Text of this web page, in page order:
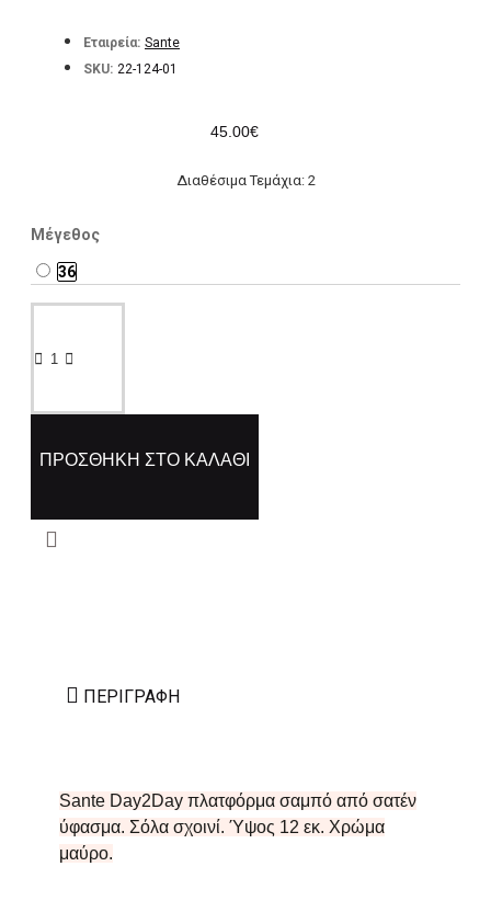
Εταιρεία: Sante
SKU: 22-124-01
45.00€
Διαθέσιμα Τεμάχια: 2
Μέγεθος
36
ΠΡΟΣΘΉΚΗ ΣΤΟ ΚΑΛΆΘΙ
ΠΕΡΙΓΡΑΦΉ
Sante Day2Day πλατφόρμα σαμπό από σατέν
ύφασμα. Σόλα σχοινί. Ύψος 12 εκ. Χρώμα
μαύρο.